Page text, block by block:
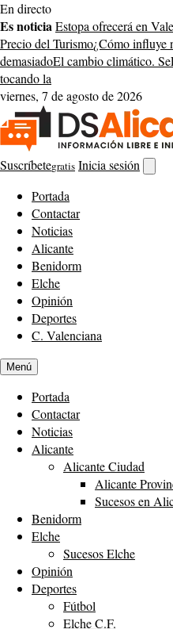
Saltar
al
contenido
En directo
Es noticiaEstopa ofrecerá en
Precio del Turismo¿Cómo influye
demasiadoEl cambio climático. Se
tocando la
viernes, 7 de agosto de 2026
Suscríbetegratis Inicia sesión
Portada
Contactar
Noticias
Alicante
Benidorm
Elche
Opinión
Deportes
C. Valenciana
Menú
Portada
Contactar
Noticias
Alicante
Alicante Ciudad
Alicante
Sucesos en
Benidorm
Elche
Sucesos Elche
Opinión
Deportes
Fútbol
Elche C.F.